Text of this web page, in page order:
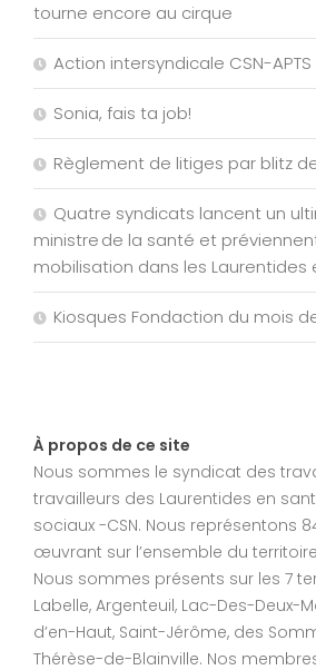
tourne encore au cirque
Action intersyndicale CSN-
Sonia, fais ta job!
Règlement de litiges par blitz
Quatre syndicats lancent un
ministre de la santé et
mobilisation dans les Laurentides
Kiosques Fondaction du mois
À propos de ce site
Nous sommes le syndicat des
travailleurs des Laurentides en
sociaux -CSN. Nous représentons
œuvrant sur l’ensemble du
Nous sommes présents sur les 7
Labelle, Argenteuil, Lac-Des-Deux-
d’en-Haut, Saint-Jérôme, des
Thérèse-de-Blainville. Nos